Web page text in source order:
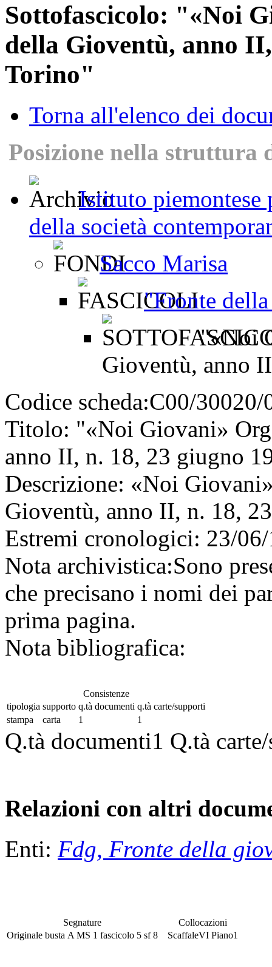
Sottofascicolo: "«Noi
della Gioventù, anno
Torino"
Torna all'elenco dei
Posizione nella struttura
Istituto piemontese
della società
Sacco Marisa
"Fronte
"«Noi
Gioventù, anno
Codice scheda:C00/30020/
Titolo: "«Noi Giovani»
anno II, n. 18, 23 giugno
Descrizione: «Noi
Gioventù, anno II, n. 18,
Estremi cronologici: 23/
Nota archivistica:Sono
che precisano i nomi dei
prima pagina.
Nota bibliografica:
Consistenze
tipologia supporto q.tà documenti q.tà carte/supporti
stampa
carta 1 1
Q.tà documenti1 Q.tà
Relazioni con altri
Enti: Fdg, Fronte della
Segnature
Originale busta A MS 1 fascicolo 5 sf8
Collocazioni
ScaffaleVI Piano1